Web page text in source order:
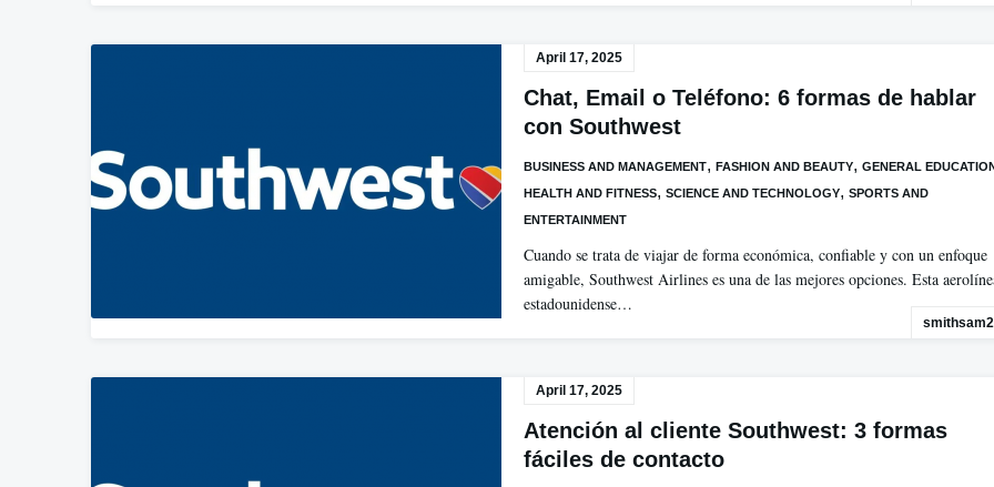
April 17, 2025
Chat, Email o Teléfono: 6 formas de hablar
con Southwest
BUSINESS AND MANAGEMENT, FASHION AND BEAUTY, GENERAL
HEALTH AND FITNESS, SCIENCE AND TECHNOLOGY, SPORTS AND
ENTERTAINMENT
Cuando se trata de viajar de forma económica, confiable y con un enfoque
amigable, Southwest Airlines es una de las mejores opciones. Esta
estadounidense…
April 17, 2025
Atención al cliente Southwest: 3 formas
fáciles de contacto